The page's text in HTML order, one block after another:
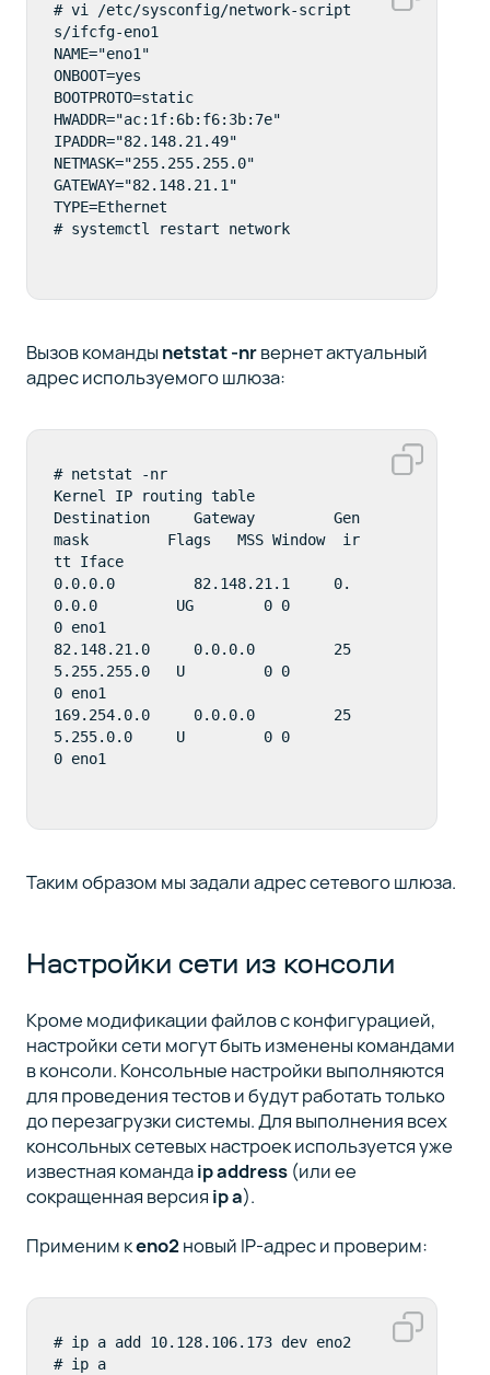
# vi /etc/sysconfig/network-script
s/ifcfg-eno1
NAME="eno1"
ONBOOT=yes
BOOTPROTO=static
HWADDR="ac:1f:6b:f6:3b:7e"
IPADDR="82.148.21.49"
NETMASK="255.255.255.0"
GATEWAY="82.148.21.1"
TYPE=Ethernet
# systemctl restart network
Вызов команды netstat -nrвернет актуальный
адрес используемого шлюза:
# netstat -nr
Kernel IP routing table
Destination     Gateway         Gen
mask         Flags   MSS Window  ir
tt Iface
0.0.0.0         82.148.21.1     0.
0.0.0         UG        0 0
0 eno1
82.148.21.0     0.0.0.0         25
5.255.255.0   U         0 0
0 eno1
169.254.0.0     0.0.0.0         25
5.255.0.0     U         0 0
0 eno1
Таким образом мы задали адрес сетевого шлюза.
Настройки сети из консоли
Кроме модификации файлов с конфигурацией,
настройки сети могут быть изменены командами
в консоли. Консольные настройки выполняются
для проведения тестов и будут работать только
до перезагрузки системы. Для выполнения всех
консольных сетевых настроек используется уже
известная командаip address(или ее
сокращенная версия ip a).
Применим кeno2новый IP-адрес и проверим:
# ip a add 10.128.106.173 dev eno2
# ip a